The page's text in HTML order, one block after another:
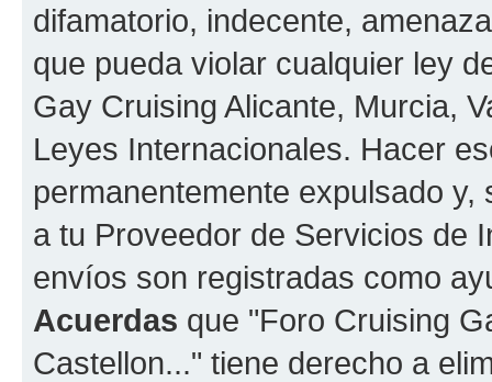
difamatorio, indecente,
que pueda violar cualquier ley
Gay Cruising Alicante, Murcia,
Leyes Internacionales. Hacer
permanentemente expulsado
a tu Proveedor de Servicios de
envíos son registradas como
Acuerdas que "Foro Cruising
Castellon..." tiene derecho a